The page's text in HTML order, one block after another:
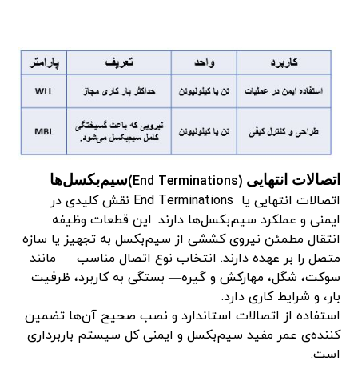
اتصالات انتهایی (End Terminations)سیم‌بکسل‌ها
اتصالات انتهایی یا End Terminations نقش کلیدی در
ایمنی و عملکرد سیم‌بکسل‌ها دارند. این قطعات وظیفه
انتقال مطمئن نیروی کششی از سیم‌بکسل به تجهیز یا سازه
متصل را بر عهده دارند. انتخاب نوع اتصال مناسب — مانند
سوکت، شگل، مهارکش و گیره— بستگی به کاربرد، ظرفیت
بار، و شرایط کاری دارد.
استفاده از اتصالات استاندارد و نصب صحیح آن‌ها تضمین‌
کننده‌ی عمر مفید سیم‌بکسل و ایمنی کل سیستم باربرداری
است.